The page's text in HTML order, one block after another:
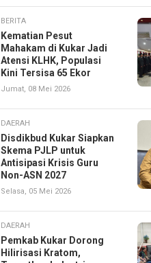
BERITA
Kematian Pesut
Mahakam di Kukar Jadi
Atensi KLHK, Populasi
Kini Tersisa 65 Ekor
Jumat, 08 Mei 2026
DAERAH
Disdikbud Kukar Siapkan
Skema PJLP untuk
Antisipasi Krisis Guru
Non-ASN 2027
Selasa, 05 Mei 2026
DAERAH
Pemkab Kukar Dorong
Hilirisasi Kratom,